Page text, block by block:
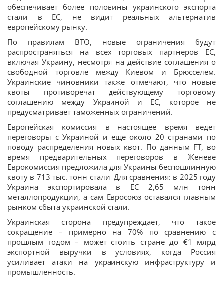
обеспечивает более половины украинского экспорта
стали в ЕС, не видит реальных альтернатив
европейскому рынку.
По правилам ВТО, новые ограничения будут
распространяться на всех торговых партнеров ЕС,
включая Украину, несмотря на действие соглашения о
свободной торговле между Киевом и Брюсселем.
Украинские чиновники также отмечают, что новые
квоты противоречат действующему торговому
соглашению между Украиной и ЕС, которое не
предусматривает таможенных ограничений.
Европейская комиссия в настоящее время ведет
переговоры с Украиной и еще около 20 странами по
поводу распределения новых квот. По данным FT, во
время предварительных переговоров в Женеве
Еврокомиссия предложила для Украины беспошлинную
квоту в 713 тыс. тонн стали. Для сравнения: в 2025 году
Украина экспортировала в ЕС 2,65 млн тонн
металлопродукции, а сам Евросоюз оставался главным
рынком сбыта украинской стали.
Украинская сторона предупреждает, что такое
сокращение – примерно на 70% по сравнению с
прошлым годом – может стоить стране до €1 млрд
экспортной выручки в условиях, когда Россия
усиливает атаки на украинскую инфраструктуру и
промышленность.